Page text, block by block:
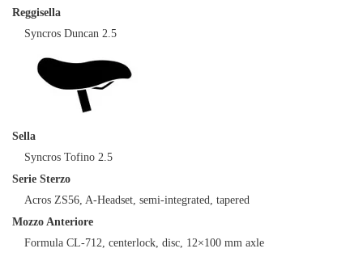
Reggisella
Syncros Duncan 2.5
Sella
Syncros Tofino 2.5
Serie Sterzo
Acros ZS56, A-Headset, semi-integrated, tapered
Mozzo Anteriore
Formula CL-712, centerlock, disc, 12×100 mm axle